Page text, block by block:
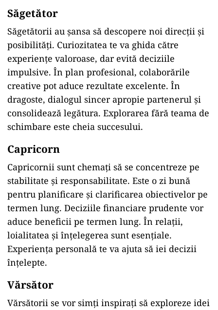
Săgetător
Săgetătorii au șansa să descopere noi direcții și
posibilități. Curiozitatea te va ghida către
experiențe valoroase, dar evită deciziile
impulsive. În plan profesional, colaborările
creative pot aduce rezultate excelente. În
dragoste, dialogul sincer apropie partenerul și
consolidează legătura. Explorarea fără teama de
schimbare este cheia succesului.
Capricorn
Capricornii sunt chemați să se concentreze pe
stabilitate și responsabilitate. Este o zi bună
pentru planificare și clarificarea obiectivelor pe
termen lung. Deciziile financiare prudente vor
aduce beneficii pe termen lung. În relații,
loialitatea și înțelegerea sunt esențiale.
Experiența personală te va ajuta să iei decizii
înțelepte.
Vărsător
Vărsătorii se vor simți inspirați să exploreze idei